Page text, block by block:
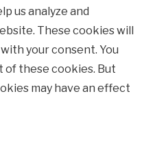
us analyze and
These cookies will
your consent. You
these cookies. But
may have an effect